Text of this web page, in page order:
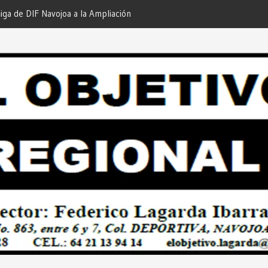
de DIF Navojoa a la Ampliación
de Servicios… Desde: Redacción
Nuestras Familias!…